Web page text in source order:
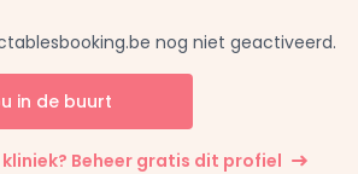
nog niet geactiveerd.
in de buurt
Beheer gratis dit profiel